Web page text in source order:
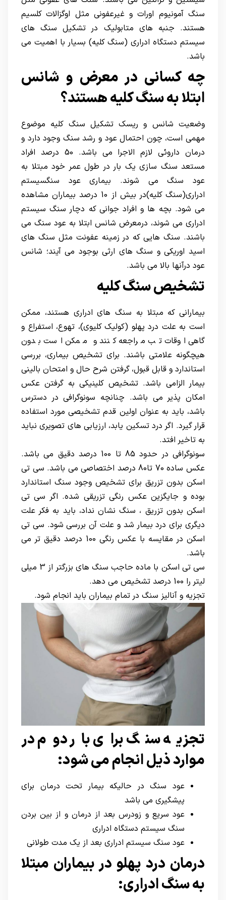
سنگ آمونیوم اورات و غیرعفونی مثل اوگزالات کلسیم
هستند. جنبه های متابولیک در تشکیل سنگ های
سیستم دستگاه ادراری (سنگ کلیه) بسیار با اهمیت می
باشد.
چه کسانی در معرض و شانس
ابتلا به سنگ کلیه هستند؟
وضعیت شانس و ریسک تشکیل سنگ کلیه موضوع
مهمی است، چون احتمال عود و رشد سنگ وجود دارد و
درمان داروئی لازم الاجرا می باشد. 50 درصد افراد
مستعد سنگ سازی یک بار در طول عمر خود مبتلا به
عود سنگ می شوند. بیماری عود سنگسیستم
ادراری(سنگ کلیه)در بیش از 10 درصد بیماران مشاهده
می شود. بچه ها و افراد جوانی که دچار سنگ سیستم
ادراری می شوند، درمعرض شانس ابتلا به عود سنگ می
باشند. سنگ هایی که در زمینه عفونت مثل سنگ های
اسید اوریکی و سنگ های ارثی بوجود می آیند؛ شانس
عود درآنها بالا می باشد.
تشخیص سنگ کلیه
بیمارانی که مبتلا به سنگ های ادراری هستند، ممکن
است به علت درد پهلو (کولیک کلیوی)، تهوع، استفراع و
گاهی اوقات تب مراجعه کنند و ممکن است بدون
هیچگونه علامتی باشند. برای تشخیص بیماری، بررسی
استاندارد و قابل قبول، گرفتن شرح حال و امتحان بالینی
بیمار الزامی باشد. تشخیص کلینیکی به گرفتن عکس
امکان پذیر می باشد. چنانچه سونوگرافی در دسترس
باشد، باید به عنوان اولین قدم تشخیصی مورد استفاده
قرار گیرد. اگر درد تسکین یابد، ارزیابی های تصویری نباید
به تاخیر افتد.
سونوگرافی در حدود 85 تا 100 درصد دقیق می باشد.
عکس ساده 70 تا80 درصد اختصاصی می باشد. سی تی
اسکن بدون تزریق برای تشخیص وجود سنگ استاندارد
بوده و جایگزین عکس رنگی تزریقی شده. اگر سی تی
اسکن بدون تزریق ، سنگ نشان نداد، باید به فکر علت
دیگری برای درد بیمار شد و علت آن بررسی شود. سی تی
اسکن در مقایسه با عکس رنگی 100 درصد دقیق تر می
باشد.
سی تی اسکن با ماده حاجب سنگ های بزرگتر از 3 میلی
لیتر را 100 درصد تشخیص می دهد.
تجزیه و آنالیز سنگ در تمام بیماران باید انجام شود.
تجزیه سنگ برای بار دوم در
موارد ذیل انجام می شود:
عود سنگ در حالیکه بیمار تحت درمان برای
پیشگیری می باشد
عود سریع و زودرس بعد از درمان و از بین بردن
سنگ سیستم دستگاه ادراری
عود سنگ سیستم ادراری بعد از یک مدت طولانی
درمان درد پهلو در بیماران مبتلا
به سنگ ادراری: